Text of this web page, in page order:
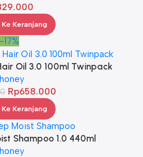
Keranjang
-17%
Oil 3.0 100ml Twinpack
Rp658.000
Keranjang
Shampoo 1.0 440ml